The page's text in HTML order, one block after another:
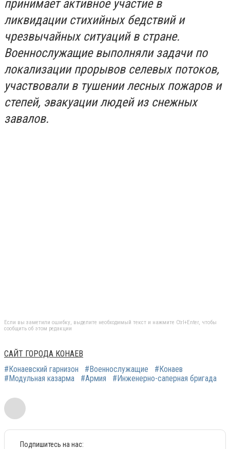
принимает активное участие в
ликвидации стихийных бедствий и
чрезвычайных ситуаций в стране.
Военнослужащие выполняли задачи по
локализации прорывов селевых потоков,
участвовали в тушении лесных пожаров и
степей, эвакуации людей из снежных
завалов.
Если вы заметили ошибку, выделите необходимый текст и нажмите Ctrl+Enter, чтобы
сообщить об этом редакции
САЙТ ГОРОДА КОНАЕВ
#Конаевский гарнизон
#Военнослужащие
#Конаев
#Модульная казарма
#Армия #Инженерно-саперная бригада
Подпишитесь на нас: